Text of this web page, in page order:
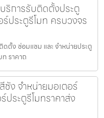
ริการรับติดตั้งประตู
ประตูรีโมท ครบวงจร
ตั้ง ซ่อมแซม และ จำหน่ายประตู
ท ราคาถ
ชัง จำหน่ายมอเตอร์
ประตูรีโมทราคาส่ง